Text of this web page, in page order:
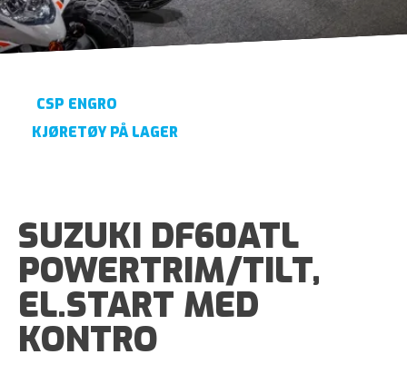
CSP ENGRO
KJØRETØY PÅ LAGER
SUZUKI DF60ATL
POWERTRIM/TILT,
EL.START MED
KONTRO